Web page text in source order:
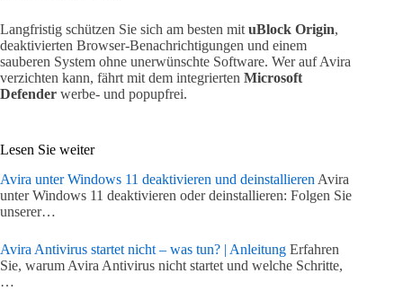
Langfristig schützen Sie sich am besten mit uBlock Origin,
deaktivierten Browser-Benachrichtigungen und einem
sauberen System ohne unerwünschte Software. Wer auf Avira
verzichten kann, fährt mit dem integrierten Microsoft
Defender werbe- und popupfrei.
Lesen Sie weiter
Avira unter Windows 11 deaktivieren und deinstallieren Avira
unter Windows 11 deaktivieren oder deinstallieren: Folgen Sie
unserer…
Avira Antivirus startet nicht – was tun? | Anleitung Erfahren
Sie, warum Avira Antivirus nicht startet und welche Schritte,
…